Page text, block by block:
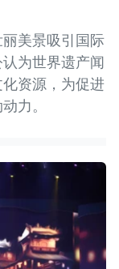
美景吸引国际
为世界遗产闻
资源，为促进
力。